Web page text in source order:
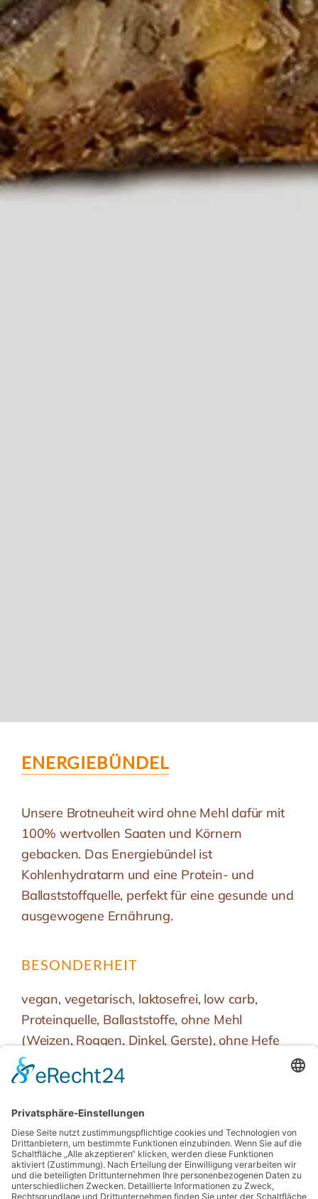
ENERGIEBÜNDEL
Unsere Brotneuheit wird ohne Mehl dafür mit
100% wertvollen Saaten und Körnern
gebacken. Das Energiebündel ist
Kohlenhydratarm und eine Protein- und
Ballaststoffquelle, perfekt für eine gesunde und
ausgewogene Ernährung.
BESONDERHEIT
vegan, vegetarisch, laktosefrei, low carb,
Proteinquelle, Ballaststoffe, ohne Mehl
(Weizen, Roggen, Dinkel, Gerste), ohne Hefe
oder Sauerteig